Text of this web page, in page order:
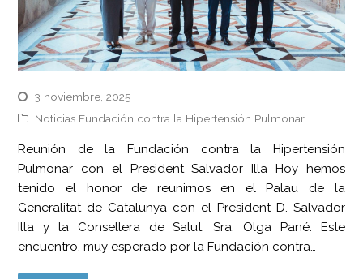
3 noviembre, 2025
Noticias Fundación contra la Hipertensión Pulmonar
Reunión de la Fundación contra la Hipertensión
Pulmonar con el President Salvador Illa Hoy hemos
tenido el honor de reunirnos en el Palau de la
Generalitat de Catalunya con el President D. Salvador
Illa y la Consellera de Salut, Sra. Olga Pané. Este
encuentro, muy esperado por la Fundación contra…